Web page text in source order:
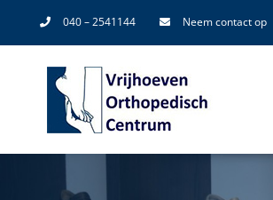
naar
040 – 2541144 Neem contact op